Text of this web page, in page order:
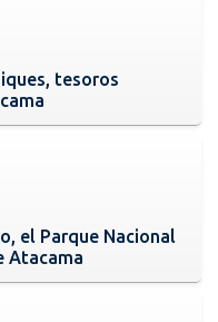
tesoros
el Parque Nacional
Atacama